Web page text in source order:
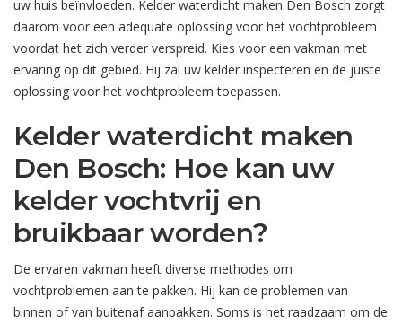
uw huis beïnvloeden. Kelder waterdicht maken Den Bosch zorgt
daarom voor een adequate oplossing voor het vochtprobleem
voordat het zich verder verspreid. Kies voor een vakman met
ervaring op dit gebied. Hij zal uw kelder inspecteren en de juiste
oplossing voor het vochtprobleem toepassen.
Kelder waterdicht maken
Den Bosch: Hoe kan uw
kelder vochtvrij en
bruikbaar worden?
De ervaren vakman heeft diverse methodes om
vochtproblemen aan te pakken. Hij kan de problemen van
binnen of van buitenaf aanpakken. Soms is het raadzaam om de